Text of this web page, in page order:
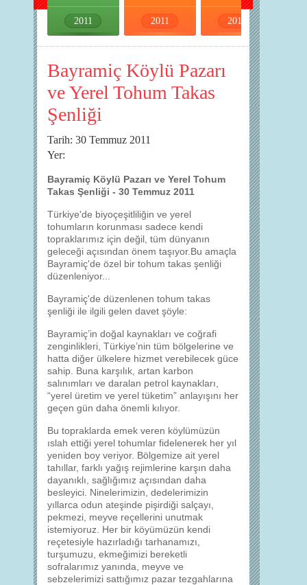
2011 2011 2011
Bayramiç Köylü Pazarı
ve Yerel Tohum Takas
Şenliği
Tarih: 30 Temmuz 2011
Yer:
Bayramiç Köylü Pazarı ve Yerel Tohum
Takas Şenliği - 30 Temmuz 2011
Türkiye'de biyoçeşitliliğin ve yerel
tohumların korunması sadece kendi
topraklarımız için değil, tüm dünyanın
geleceği açısından önem taşıyor.Bu amaçla
Bayramiç'de özel bir tohum takas şenliği
düzenleniyor...
Bayramiç'de düzenlenen tohum takas
şenliği ile ilgili gelen davet şöyle:
Bayramiç’in doğal kaynakları ve coğrafi
zenginlikleri, Türkiye’nin tüm bölgelerine ve
hatta diğer ülkelere hizmet verebilecek güce
sahip. Buna karşılık, artan karbon
salınımları ve daralan petrol kaynakları,
“yerel üretim ve yerel tüketim” anlayışını her
geçen gün daha önemli kılıyor.
Bu topraklarda emek veren köylümüzün
ıslah ettiği yerel tohumlar fidelenerek her yıl
yeniden boy veriyor. Bölgemize ait yerel
tahıllar, farklı yağış rejimlerine karşın daha
dayanıklı, sağlığımız açısından daha
besleyici. Ninelerimizin, dedelerimizin
yıllarca odun ateşinde pişirdiği salçayı,
pekmezi, meyve reçellerini unutmak
istemiyoruz. Her bir köyümüzün kendi
reçetesiyle hazırladığı tarhanamızı,
turşumuzu, ekmeğimizi bereketli
sofralarımız yanında, meyve ve
sebzelerimizi sattığımız pazar tezgahlarına